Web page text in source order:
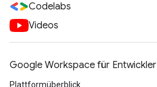
Codelabs
Videos
Google Workspace für Entwickler
Plattformüberblick